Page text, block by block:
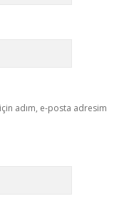
adım, e-posta adresim